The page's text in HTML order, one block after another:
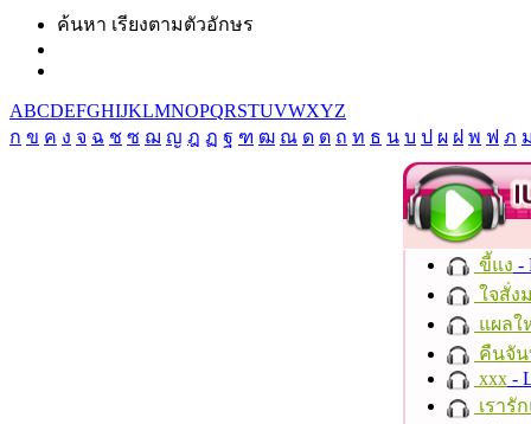
ค้นหา เรียงตามตัวอักษร
ABCDEFGHIJKLMNOPQRSTUVWXYZ
ก ข ค ง จ ฉ ช ซ ฌ ญ ฎ ฏ ฐ ฑ ฒ ณ ด ต ถ ท ธ น บ ป ผ ฝ พ ฟ ภ
ขี้แง -
ใจสั่ง
แผลใ
คืนจั
xxx -
เรารั